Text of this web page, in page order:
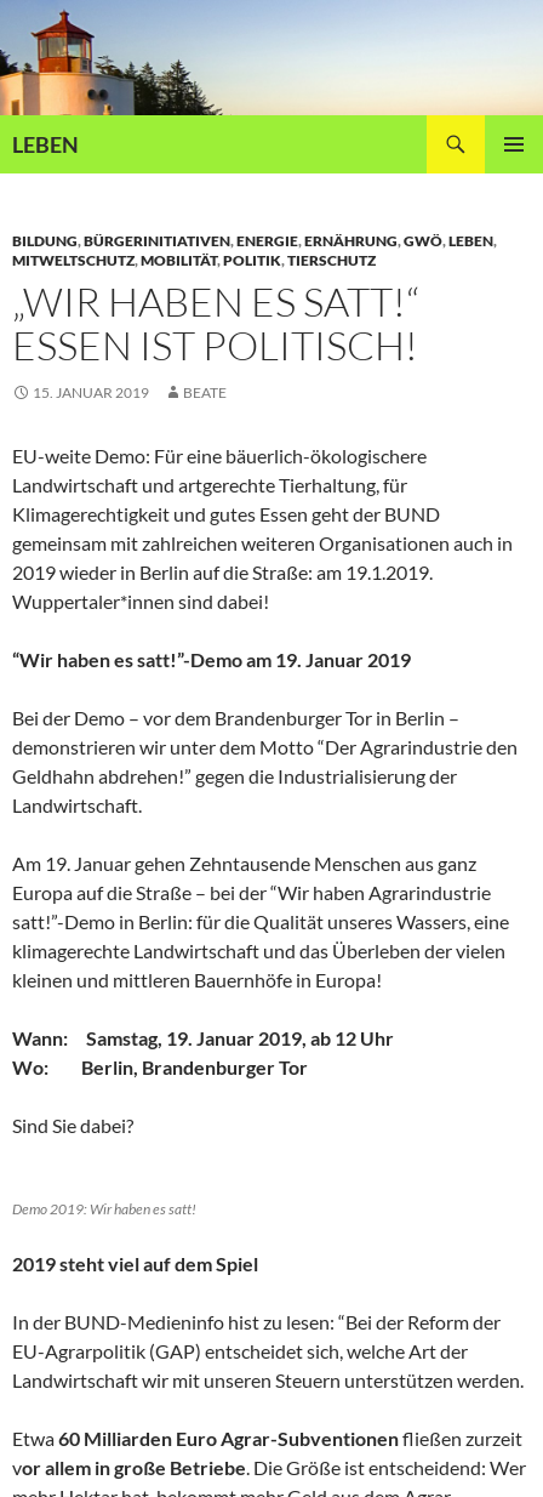
Inhalt
springen
LEBEN
BILDUNG,BÜRGERINITIATIVEN,ENERGIE,ERNÄHRUNG,GWÖ,LEBEN,
MITWELTSCHUTZ,MOBILITÄT,POLITIK,TIERSCHUTZ
„WIR HABEN ES SATT!“
ESSEN IST POLITISCH!
15. JANUAR 2019 BEATE
EU-weite Demo: Für eine bäuerlich-ökologischere
Landwirtschaft und artgerechte Tierhaltung, für
Klimagerechtigkeit und gutes Essen geht der BUND
gemeinsam mit zahlreichen weiteren Organisationen auch in
2019 wieder in Berlin auf die Straße: am 19.1.2019.
Wuppertaler*innen sind dabei!
“Wir haben es satt!”-Demo am 19. Januar 2019
Bei der Demo – vor dem Brandenburger Tor in Berlin –
demonstrieren wir unter dem Motto “Der Agrarindustrie den
Geldhahn abdrehen!” gegen die Industrialisierung der
Landwirtschaft.
Am 19. Januar gehen Zehntausende Menschen aus ganz
Europa auf die Straße – bei der “Wir haben Agrarindustrie
satt!”-Demo in Berlin: für die Qualität unseres Wassers, eine
klimagerechte Landwirtschaft und das Überleben der vielen
kleinen und mittleren Bauernhöfe in Europa!
Wann: Samstag, 19. Januar 2019, ab 12 Uhr
Wo: Berlin, Brandenburger Tor
Sind Sie dabei?
Demo 2019: Wir haben es satt!
2019 steht viel auf dem Spiel
In der BUND-Medieninfo hist zu lesen: “Bei der Reform der
EU-Agrarpolitik (GAP) entscheidet sich, welche Art der
Landwirtschaft wir mit unseren Steuern unterstützen werden.
Etwa60 Milliarden Euro Agrar-Subventionenfließen zurzeit
vor allem in große Betriebe. Die Größe ist entscheidend: Wer